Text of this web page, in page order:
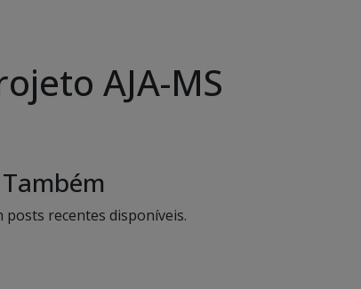
AJA-MS
posts recentes disponíveis.